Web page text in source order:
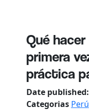
Qué
primera
práctica
Date published:
Categorias Perú